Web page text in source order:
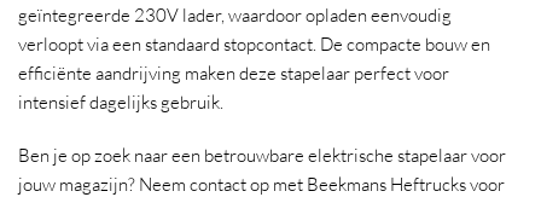
geïntegreerde 230V lader, waardoor opladen eenvoudig
verloopt via een standaard stopcontact. De compacte bouw en
efficiënte aandrijving maken deze stapelaar perfect voor
intensief dagelijks gebruik.
Ben je op zoek naar een betrouwbare elektrische stapelaar voor
jouw magazijn? Neem contact op met Beekmans Heftrucks voor